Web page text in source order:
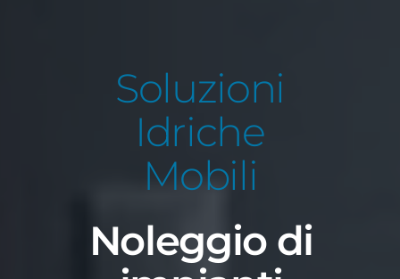
Soluzioni
Idriche
Mobili
Noleggio di